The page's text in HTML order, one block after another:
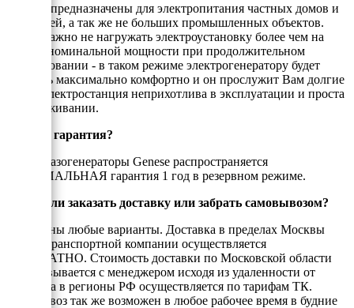
Да, они предназначены для электропитания частных домов и
коттеджей, а так же не больших промышленных объектов.
Очень важно не нагружать электроустановку более чем на
80% от номинальной мощности при продолжительном
использовании - в таком режиме электрогенератору будет
работать максимально комфортно и он прослужит Вам долгие
годы. Электростанция неприхотлива в эксплуатации и проста
в обслуживании.
Есть ли гарантия?
На все газогенераторы Genese распространяется
ОФИЦИАЛЬНАЯ гарантия 1 год в резервном режиме.
Можно ли заказать доставку или забрать самовывозом?
Возможны любые варианты. Доставка в пределах Москвы
или до транспортной компании осуществляется
БЕСПЛАТНО. Стоимость доставки по Московской области
согласовывается с менеджером исходя из удаленности от
МКАД, а в регионы РФ осуществляется по тарифам ТК.
Самовывоз так же возможен в любое рабочее время в будние